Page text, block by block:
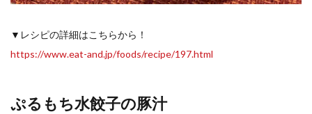
▼レシピの詳細はこちらから！
https://www.eat-and.jp/foods/recipe/197.html
ぷるもち水餃子の豚汁